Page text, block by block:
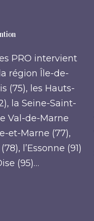
PRO intervient
région Île-de-
(75), les Hauts-
la Seine-Saint-
Val-de-Marne
et-Marne (77),
l’Essonne (91)
(95)…